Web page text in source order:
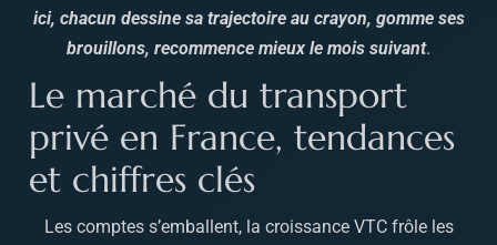
ici, chacun dessine sa trajectoire au crayon, gomme ses
brouillons, recommence mieux le mois suivant.
Le marché du transport
privé en France, tendances
et chiffres clés
Les comptes s’emballent, la croissance VTC frôle les